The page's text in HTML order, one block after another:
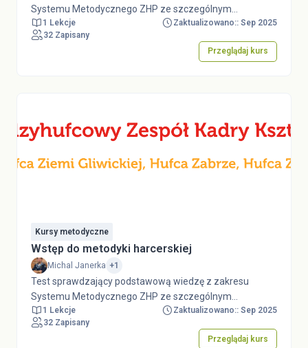
Systemu Metodycznego ZHP ze szczególnym
uwzględnieniem metodyki starszoharcerskiej. Przed
podejściem do testu należy zapoznać się z dokumentem
System Metodyczny ZHP, będącym załącznikiem do
"Wyprawa między wierszami".
1 Lekcje
Zaktualizowano:: Sep 2025
32 Zapisany
Przeglądaj kurs
Kursy metodyczne
Wstęp do metodyki harcerskiej
Michal Janerka +1
Test sprawdzający podstawową wiedzę z zakresu
Systemu Metodycznego ZHP ze szczególnym
uwzględnieniem metodyki harcerskiej. Przed podejściem
do testu należy zapoznać się z dokumentem System
Metodyczny ZHP, będącym załącznikiem do Uchwały nr
1 Lekcje
Zaktualizowano:: Sep 2025
32 Zapisany
Przeglądaj kurs